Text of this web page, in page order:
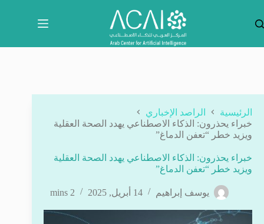
المحتوى
الرئيسية
الراصد الإخباري
خبراء يحذرون: الذكاء الاصطناعي يهدد الصحة العقلية
ويزيد خطر “تعفن الدماغ”
خبراء يحذرون: الذكاء الاصطناعي يهدد الصحة العقلية
ويزيد خطر “تعفن الدماغ”
يوسف إبراهيم 14 أبريل, 2025 2 mins